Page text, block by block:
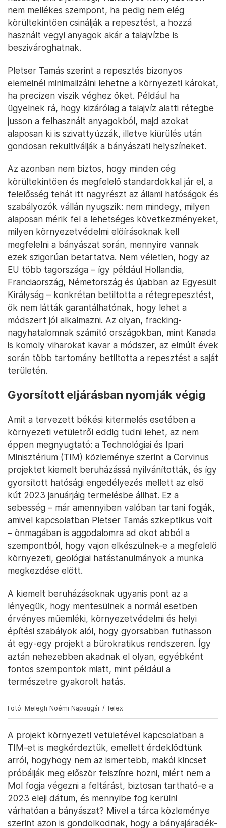
rezgések növelhetik a földrengés-kockázatot és
durva hanghatásokkal járnak, ami a környéken élő
állatokat, embereket egyaránt zavarja. Ha egy
kutat nem megfelelően termelnek ki és zárnak le a
üvegházhatású gázok (pl. metán) szivárgása a föld
alól, illetve olyan szénhidrogének juthatnak a
levegőbe, amelyek egészségügyi kockázatot
jelenthetnek a környékbeliek számára. A víz is egy
problémás pont: a technológia eleve sok vizet
használ, ami a jelenlegi, vízhiányos környezetben
nem mellékes szempont, ha pedig nem elég
körültekintően csinálják a repesztést, a hozzá
használt vegyi anyagok akár a talajvízbe is
beszivároghatnak.
Pletser Tamás szerint a repesztés bizonyos
elemeinél minimalizálni lehetne a környezeti károkat,
ha precízen viszik véghez őket. Például ha
ügyelnek rá, hogy kizárólag a talajvíz alatti rétegbe
jusson a felhasznált anyagokból, majd azokat
alaposan ki is szivattyúzzák, illetve kiürülés után
gondosan rekultiválják a bányászati helyszíneket.
Az azonban nem biztos, hogy minden cég
körültekintően és megfelelő standardokkal jár el, a
felelősség tehát itt nagyrészt az állami hatóságok és
szabályozók vállán nyugszik: nem mindegy, milyen
alaposan mérik fel a lehetséges következményeket,
milyen környezetvédelmi előírásoknak kell
ezek szigorúan betartatva. Nem véletlen, hogy az
Franciaország, Németország és újabban az Egyesült
Királyság – konkrétan betiltotta a rétegrepesztést,
ők nem látták garantálhatónak, hogy lehet a
módszert jól alkalmazni. Az olyan, fracking-
nagyhatalomnak számító országokban, mint Kanada
is komoly viharokat kavar a módszer, az elmúlt évek
során több tartomány betiltotta a repesztést a saját
területén.
Gyorsított eljárásban nyomják végig
Amit a tervezett békési kitermelés esetében a
környezeti vetületről eddig tudni lehet, az nem
Minisztérium (TIM) közleménye szerint a Corvinus
projektet kiemelt beruházássá nyilvánították, és így
gyorsított hatósági engedélyezés mellett az első
kút 2023 januárjáig termelésbe állhat. Ez a
sebesség – már amennyiben valóban tartani fogják,
amivel kapcsolatban Pletser Tamás szkeptikus volt
– önmagában is aggodalomra ad okot abból a
szempontból, hogy vajon elkészülnek-e a megfelelő
megkezdése előtt.
A kiemelt beruházásoknak ugyanis pont az a
lényegük, hogy mentesülnek a normál esetben
érvényes műemléki, környezetvédelmi és helyi
építési szabályok alól, hogy gyorsabban futhasson
át egy-egy projekt a bürokratikus rendszeren. Így
aztán nehezebben akadnak el olyan, egyébként
fontos szempontok miatt, mint például a
természetre gyakorolt hatás.